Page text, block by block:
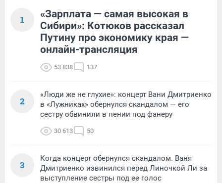
1
«Зарплата — самая высокая в
Сибири»: Котюков рассказал
Путину про экономику края —
онлайн-трансляция
53 838 137
2
«Люди же не глухие»: концерт Вани Дмитриенко
в «Лужниках» обернулся скандалом — его
сестру обвинили в пении под фанеру
30 613 50
3
Когда концерт обернулся скандалом. Ваня
Дмитриенко извинился перед Линочкой Ли за
выступление сестры под ее голос